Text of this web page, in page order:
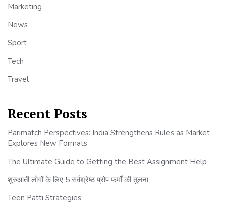
Marketing
News
Sport
Tech
Travel
Recent Posts
Parimatch Perspectives: India Strengthens Rules as Market
Explores New Formats
The Ultimate Guide to Getting the Best Assignment Help
शुरुआती लोगों के लिए 5 सर्वश्रेष्ठ प्रोप फर्मों की तुलना
Teen Patti Strategies